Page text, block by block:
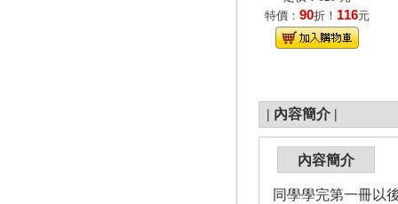
特價： 90折！ 116元
| 內容簡介 |
內容簡介
同學學完第一冊以